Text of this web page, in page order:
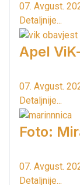
07. Avgust.
Detaljnije...
Apel
07. Avgust.
Detaljnije...
Foto:
07. Avgust.
Detaljnije...